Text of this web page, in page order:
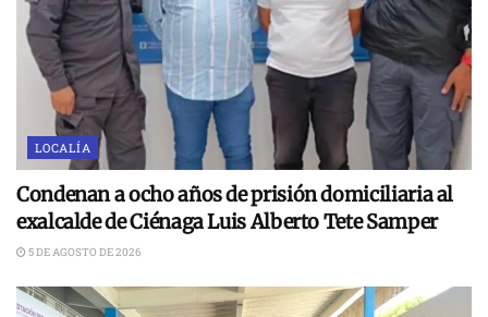
LOCALÍA
Condenan a ocho años de prisión domiciliaria al
exalcalde de Ciénaga Luis Alberto Tete Samper
5 DE AGOSTO DE 2026